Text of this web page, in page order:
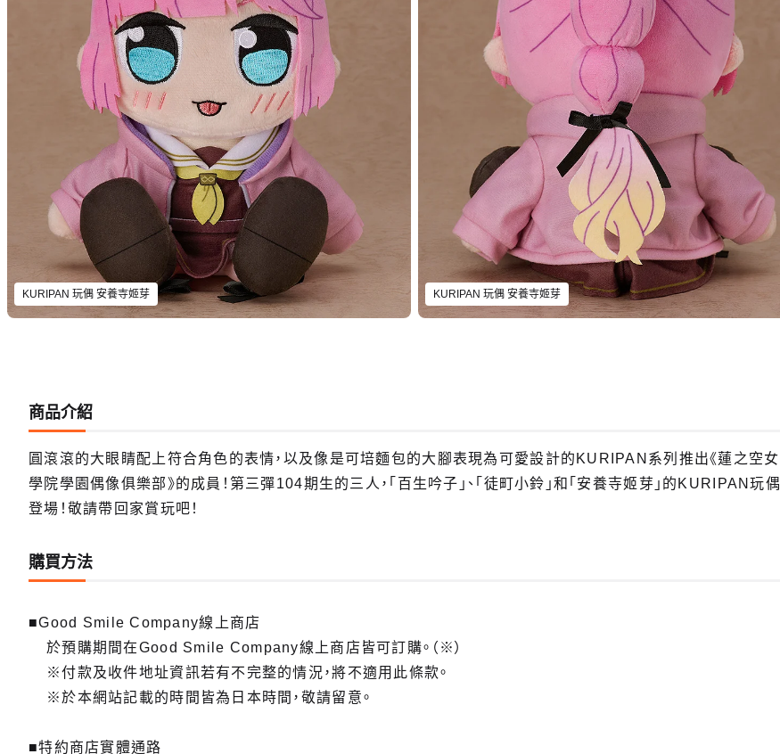
KURIPAN 玩偶 安養寺姬芽 KURIPAN 玩偶 安養寺姬芽
KURIPAN 玩偶 徒町小鈴
預購期間：2025年09月05日~至 (JST)2025年10月08日
商品介紹
圓滾滾的大眼睛配上符合角色的表情，以及像是可培麵包的大腳表現為可愛設計的KURIPAN系列推出《蓮之空女
學院學園偶像俱樂部》的成員！第三彈104期生的三人，「百生吟子」、「徒町小鈴」和「安養寺姬芽」的KURIPAN玩偶
登場！敬請帶回家賞玩吧！
購買方法
■Good Smile Company線上商店
於預購期間在Good Smile Company線上商店皆可訂購。（※）
※付款及收件地址資訊若有不完整的情況，將不適用此條款。
※於本網站記載的時間皆為日本時間，敬請留意。
■特約商店實體通路